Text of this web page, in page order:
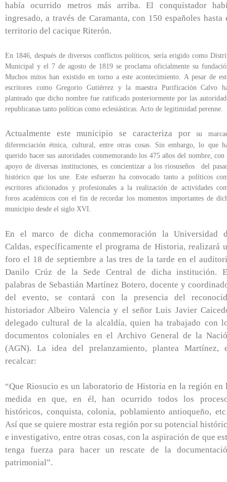
había ocurrido metros más arriba. El conquistador
ingresado, a través de Caramanta, con 150 españoles hasta
territorio del cacique Riterón.
En 1846, después de diversos conflictos políticos, sería erigido como
Municipal y el 7 de agosto de 1819 se proclama oficialmente su
Muchos mitos han existido en torno a este acontecimiento. A pesar de
escritores como Gregorio Gutiérrez y la maestra Purificación Calvo
planteado que dicho nombre fue ratificado posteriormente por las
republicanas tanto políticas como eclesiásticas. Acto de legitimidad
Actualmente este municipio se caracteriza porsu
diferenciación étnica, cultural, entre otras cosas. Sin embargo, lo que
querido hacer sus autoridades conmemorando los 475 años del nombre, con
apoyo de diversas instituciones, es concientizar a los riosuseños del
histórico que los une. Este esfuerzo ha convocado tanto a políticos
escritores aficionados y profesionales a la realización de actividades
foros académicos con el fin de recordar los momentos importantes de
municipio desde el siglo XVI.
En el marco de dicha conmemoración la Universidad
Caldas, específicamente el programa de Historia, realizará
foro el 18 de septiembre a las tres de la tarde en el
Danilo Crúz de la Sede Central de dicha institución.
palabras de Sebastián Martínez Botero, docente y
del evento, se contará con la presencia del
historiador Albeiro Valencia y el señor Luis Javier
delegado cultural de la alcaldía, quien ha trabajado con
documentos coloniales en el Archivo General de la
(AGN). La idea del prelanzamiento, plantea Martínez,
recalcar:
“Que Riosucio es un laboratorio de Historia en la región en
medida en que, en él, han ocurrido todos los
históricos, conquista, colonia, poblamiento antioqueño,
Así que se quiere mostrar esta región por su potencial
e investigativo, entre otras cosas, con la aspiración de que
tenga fuerza para hacer un rescate de la
patrimonial”.